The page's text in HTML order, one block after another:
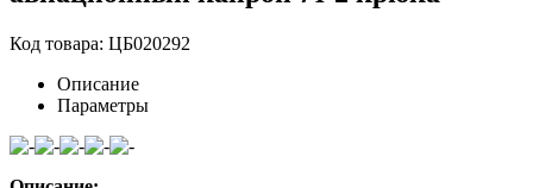
Код товара: ЦБ020292
Описание
Параметры